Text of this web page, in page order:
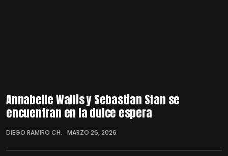
Annabelle Wallis y Sebastian Stan se
encuentran en la dulce espera
DIEGO RAMIRO CH. MARZO 26, 2026